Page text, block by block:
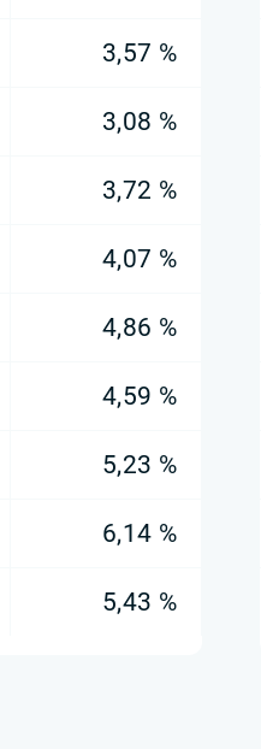
3,57 %
3,08 %
3,72 %
4,07 %
4,86 %
4,59 %
5,23 %
6,14 %
5,43 %